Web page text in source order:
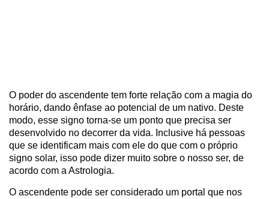
O poder do ascendente tem forte relação com a magia do
horário, dando ênfase ao potencial de um nativo. Deste
modo, esse signo torna-se um ponto que precisa ser
desenvolvido no decorrer da vida. Inclusive há pessoas
que se identificam mais com ele do que com o próprio
signo solar, isso pode dizer muito sobre o nosso ser, de
acordo com a Astrologia.
O ascendente pode ser considerado um portal que nos